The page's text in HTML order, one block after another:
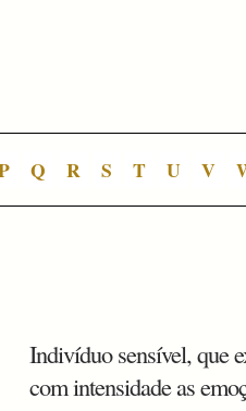
Q R S T U V
Indivíduo sensível, que
com intensidade as